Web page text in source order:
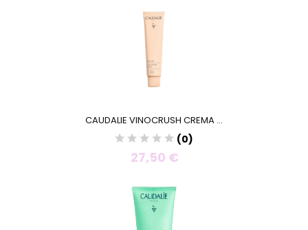
CAUDALIE VINOCRUSH CREMA ...
(0)
27,50 €